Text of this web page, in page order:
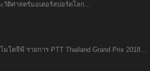
ติศาสตร์มอเตอร์สปอร์ตโลก...
ตจีพี รายการ PTT Thailand Grand Prix 2018...